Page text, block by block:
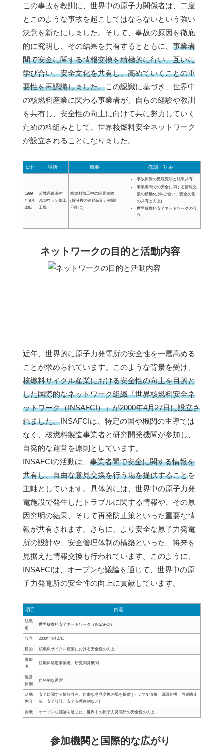
この事故を教訓に、世界中の原子力関係者は、二度
とこのような事故を起こしてはならないという強い
決意を新たにしました。そして、事故の原因を徹底
的に究明し、その結果を共有するとともに、 事業者
間で安全に関する情報交換を積極的に行い、互いに
学び合い、安全文化を共有し、高めていくことの重
要性を再認識しました。この認識に基づき、世界中
の核燃料産業に関わる事業者が、自らの経験や教訓
を共有し、安全性の向上に向けて共に努力していく
ための枠組みとして、世界核燃料安全ネットワーク
が設立されることになりました。
日付 場所 概要 教訓・対応
1999
年9月
30日
茨城県東海村
JCOウラン加工
工場
核燃料加工中の臨界事故
(核分裂の連鎖反応が制御
不能に)
事故原因の徹底究明と結果共有
事業者間での安全に関する情報交
換の積極化 (学び合い、安全文化
の共有と向上)
世界核燃料安全ネットワークの設
立
ネットワークの目的と活動内容
近年、世界的に原子力発電所の安全性を一層高める
ことが求められています。このような背景を受け、
核燃料サイクル産業における安全性の向上を目的と
した国際的なネットワーク組織「世界核燃料安全ネ
ットワーク（INSAFCI）」が2000年4月27日に設立さ
れました。INSAFCIは、特定の国や機関の主導では
なく、核燃料製造事業者と研究開発機関が参加し、
自発的な運営を原則としています。
INSAFCIの活動は、 事業者間で安全に関する情報を
共有し、自由な意見交換を行う場を提供することを
主軸としています。具体的には、世界中の原子力発
電施設で発生したトラブルに関する情報や、その原
因究明の結果、そして再発防止策といった重要な情
報が共有されます。さらに、より安全な原子力発電
所の設計や、安全管理体制の構築といった、将来を
見据えた情報交換も行われています。このように、
INSAFCIは、オープンな議論を通じて、世界中の原
子力発電所の安全性の向上に貢献しています。
項目 内容
組織
名
世界核燃料安全ネットワーク（INSAFCI）
設立 2000年4月27日
目的 核燃料サイクル産業における安全性の向上
参加
者
核燃料製造事業者、研究開発機関
運営
原則
自発的な運営
活動
内容
安全に関する情報共有、自由な意見交換の場を提供 (トラブル情報、原因究明、再発防止
策、安全設計、安全管理体制など)
貢献 オープンな議論を通じた、世界中の原子力発電所の安全性の向上
参加機関と国際的な広がり